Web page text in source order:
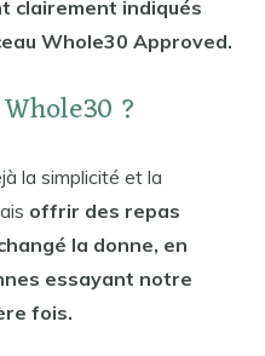
clairement indiqués
Whole30 Approved.
?
la simplicité et la
offrir des repas
la donne, en
essayant notre
fois.